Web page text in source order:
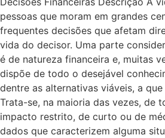
pessoas que moram em grandes
frequentes decisões que afetam
vida do decisor. Uma parte
é de natureza financeira e, muitas
dispõe de todo o desejável
dentre as alternativas viáveis, a
Trata-se, na maioria das vezes, de
impacto restrito, de curto ou de
dados que caracterizem alguma